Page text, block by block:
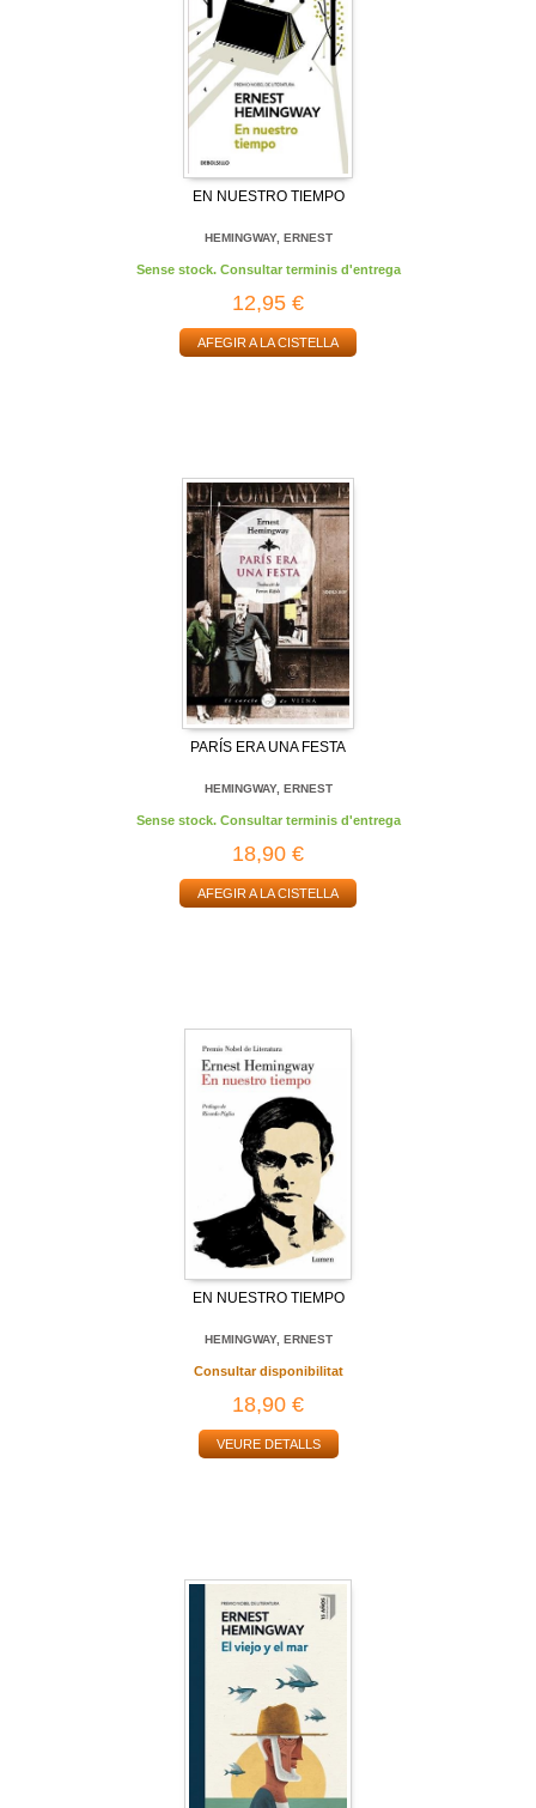
EN NUESTRO TIEMPO
HEMINGWAY, ERNEST
Sense stock. Consultar terminis d'entrega
12,95 €
AFEGIR A LA CISTELLA
PARÍS ERA UNA FESTA
HEMINGWAY, ERNEST
Sense stock. Consultar terminis d'entrega
18,90 €
AFEGIR A LA CISTELLA
EN NUESTRO TIEMPO
HEMINGWAY, ERNEST
Consultar disponibilitat
18,90 €
VEURE DETALLS